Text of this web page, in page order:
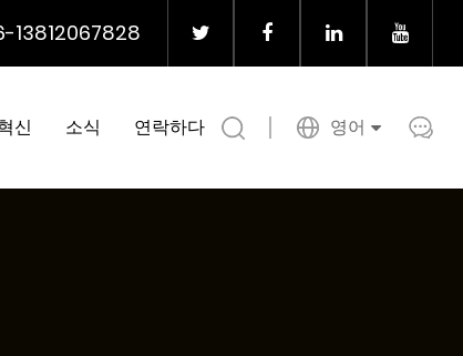
13812067828
신 소식 연락하다 영어